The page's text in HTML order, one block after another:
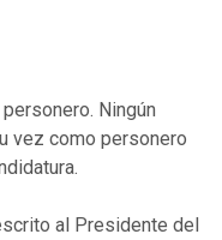
Ningún
vez como personero
al Presidente del